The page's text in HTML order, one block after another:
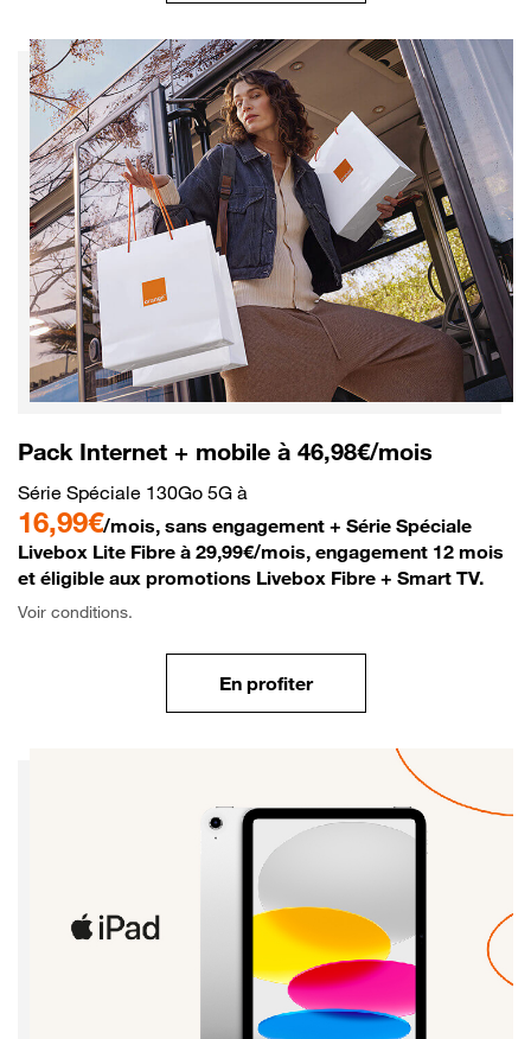
Pack Internet + mobile à 46,98€/mois
Série Spéciale 130Go 5G à
16,99€/mois, sans engagement + Série Spéciale
Livebox Lite Fibre à 29,99€/mois, engagement 12 mois
et éligible aux promotions Livebox Fibre + Smart TV.
Voir conditions.
En profiter